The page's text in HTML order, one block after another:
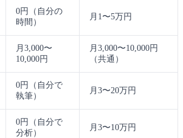
0円（自分の
時間）
月1〜5万円
月3,000〜
10,000円
月3,000〜10,000円
（共通）
0円（自分で
執筆）
月3〜20万円
0円（自分で
分析）
月3〜10万円